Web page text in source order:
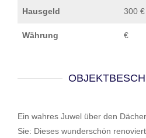
Hausgeld 300 €
Währung €
Ein wahres Juwel über den
Sie: Dieses wunderschön